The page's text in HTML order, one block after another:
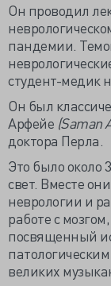
Он проводил
пандемии.
студент-медик
Он был
Арфейе (Saman
доктора Перла.
Это было около
свет. Вместе
неврологии и
работе с
посвященный
великих